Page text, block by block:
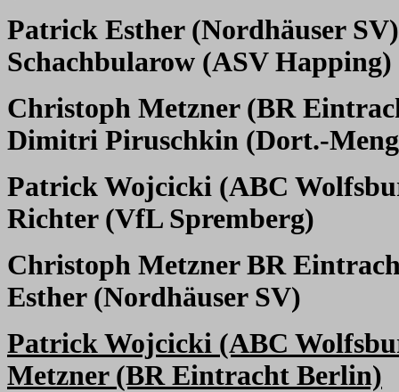
Patrick Esther (Nordhäuser SV)
Schachbularow (ASV Happing)
Christoph Metzner (BR
Dimitri Piruschkin (Dort.-
Patrick Wojcicki (ABC
Richter (VfL Spremberg)
Christoph Metzner BR
Esther (Nordhäuser SV)
Patrick Wojcicki (ABC
Metzner (BR Eintracht Berlin)